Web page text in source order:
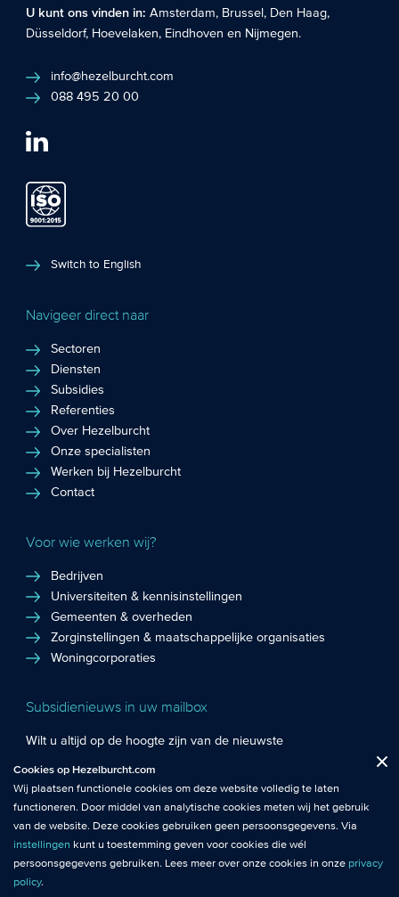
U kunt ons vinden in:Amsterdam, Brussel , Den Haag,
Düsseldorf, Hoevelaken, Eindhoven en Nijmegen.
info@hezelburcht.com
088 495 20 00
Switch to English
Navigeer direct naar
Sectoren
Diensten
Subsidies
Referenties
Over Hezelburcht
Onze specialisten
Werken bij Hezelburcht
Contact
Voor wie werken wij?
Bedrijven
Universiteiten & kennisinstellingen
Gemeenten & overheden
Zorginstellingen & maatschappelijke organisaties
Woningcorporaties
Subsidienieuws in uw mailbox
Wilt u altijd op de hoogte zijn van de nieuwste
subsidiekansen en het laatste subsidienieuws? Schrijf u in
voor de Hezelburcht Subsidienieuwsbrief!
Inschrijven nieuwsbrief
noodzakelijk om de website goed te laten werken.
Analytische cookies
: Met analytische cookies meten wij het gebruik van
de website. Zo krijgen wij beter inzicht in het functioneren van de
website.
Cookies op Hezelburcht.com
Wij plaatsen functionele cookies om deze website volledig te laten
functioneren. Door middel van analytische cookies meten wij het gebruik
van de website. Deze cookies gebruiken geen persoonsgegevens. Via
instellingen kunt u toestemming geven voor cookies die wél
persoonsgegevens gebruiken. Lees meer over onze cookies in onze privacy
policy.